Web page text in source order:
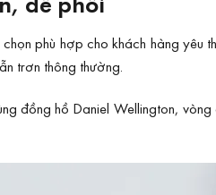
phù hợp cho khách hàng
trơn thông thường.
đồng hồ Daniel Wellington,